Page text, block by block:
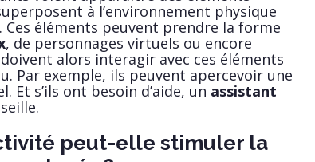
à l’environnement physique
éléments peuvent prendre la forme
, de personnages virtuels ou encore
alors interagir avec ces éléments
Par exemple, ils peuvent apercevoir une
Et s’ils ont besoin d’aide, un assistant
peut-elle stimuler la